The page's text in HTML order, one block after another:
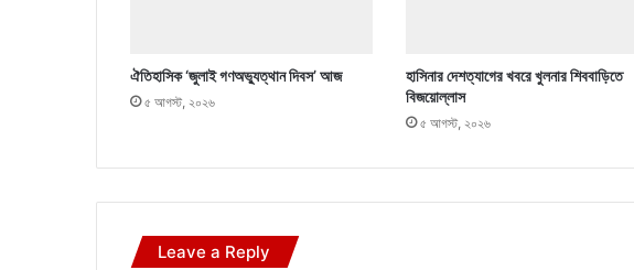
ঐতিহাসিক ‘জুলাই গণঅভ্যুত্থান দিবস’ আজ
৫ আগস্ট, ২০২৬
হাসিনার দেশত্যাগের খবরে খুলনার শিববাড়িতে
বিজয়োল্লাস
৫ আগস্ট, ২০২৬
Leave a Reply